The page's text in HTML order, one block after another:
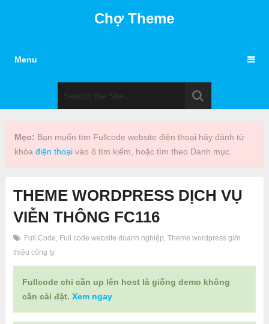
Chợ Theme
Menu
Mẹo: Bạn muốn tìm Fullcode website điện thoại hãy đánh từ
khóa điện thoạivào ô tìm kiếm, hoặc tìm theo Danh mục.
THEME WORDPRESS DỊCH VỤ
VIỄN THÔNG FC116
Full Code, Full code website doanh nghiệp, Theme wordpress giới
thiệu công ty
Fullcode chỉ cần up lên host là giống demo không
cần cài đặt. Xem ngay